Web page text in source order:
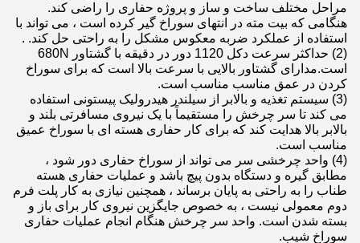
مراحل مختلف ساخت و ساز و پروژه حفاری را راضی کند.
هنگامی که بیت مته در انتهای سوراخ گیر کرده است ، می تواند با
استفاده از عملکرد ضربه معکوس مشکل را به راحتی حل کند. .
(2) حداکثر سرعت دکل 1120 دور در دقیقه با گشتاور 680N
است.مدارای گشتاور بالایی با سرعت بالا است که برای سوراخ
کردن در عمق مناسب مناسب است.
(3) سیستم تغذیه و بالابر از سیلندر هیدرولیک پیستونی استفاده
می کند تا سر چرخش را مستقیماً با یک نیروی مسافرتی بلند و
بالابر بالا هدایت کند که برای کار حفاری هسته ای با سوراخ عمیق
مناسب است.
(4) واحد چرخشی سر می تواند از سوراخ حفاری دور شود ،
مطابق گیره و دستگاه بدون پیچ باشد و عملیات حفاری هسته
طناب را به راحتی به پایان برساند ، همچنین نیازی به کار پلت فرم
دوم معمولی نیست ، به خصوص جایگزین نیروی کار برای باز و
بسته شدن است. واحد سر چرخش هنگام انجام عملیات حفاری
سوراخ شیب.